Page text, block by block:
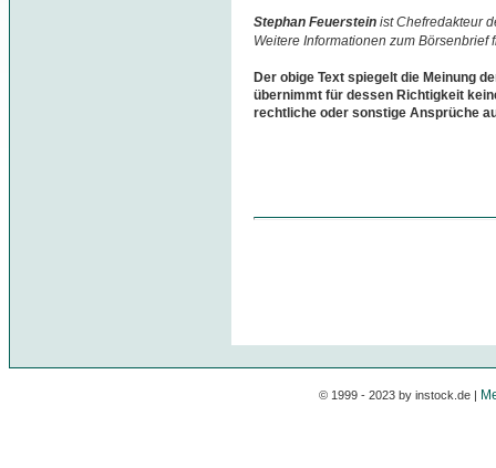
Stephan Feuerstein ist Chefredakteur
Weitere Informationen zum Börsenbrief
Der obige Text spiegelt die Meinung
übernimmt für dessen Richtigkeit
rechtliche oder sonstige Ansprüche
© 1999 - 2023 by instock.de |